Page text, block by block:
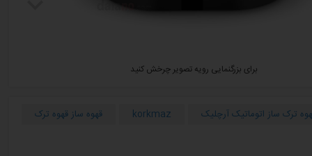
برای بزرگنمایی رویه تصویر چرخش کنید
ترک ساز اتوماتیک آرچلیک korkmaz قهوه ساز قهوه ترک